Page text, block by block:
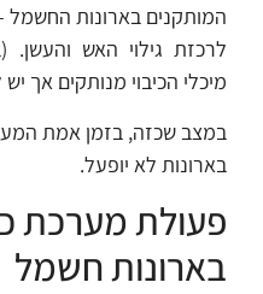
המותקנים בארונות החשמל
לרכזת גילוי האש והעשן.
מיכלי הכיבוי מנותקים אך
במצב שכזה, בזמן אמת
בארונות לא יופעל.
פעולת מערכת
בארונות חשמל